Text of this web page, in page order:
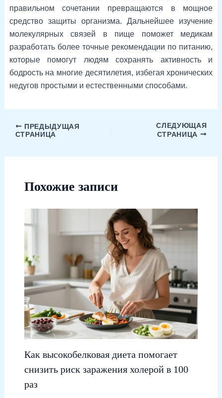
правильном сочетании превращаются в мощное
средство защиты организма. Дальнейшее изучение
молекулярных связей в пище поможет медикам
разработать более точные рекомендации по питанию,
которые помогут людям сохранять активность и
бодрость на многие десятилетия, избегая хронических
недугов простыми и естественными способами.
ПРЕДЫДУЩАЯ
СТРАНИЦА
СЛЕДУЮЩАЯ
СТРАНИЦА
Похожие записи
Как высокобелковая диета помогает
снизить риск заражения холерой в 100
раз